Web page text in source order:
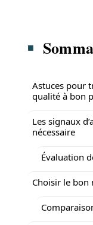
Astuces pour
qualité à bon
Les signaux
nécessaire
Évaluation
Choisir le bon